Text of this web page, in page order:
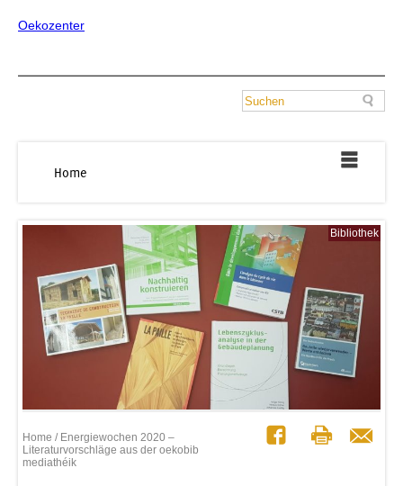
Oekozenter
Home
Bibliothek
Home / Energiewochen 2020 –
Literaturvorschläge aus der oekobib
mediathéik